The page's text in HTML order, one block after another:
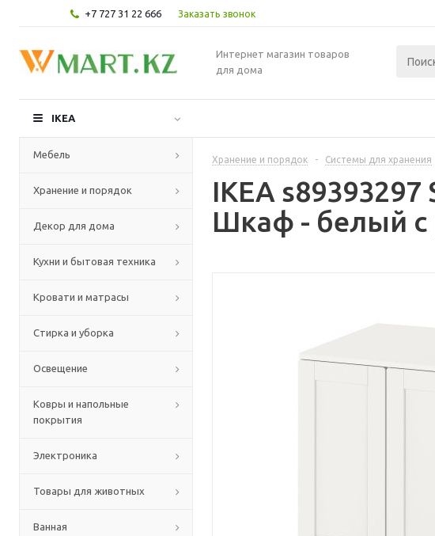
+7 727 31 22 666 Заказать звонок
Интернет магазин товаров
для дома
IKEA
Мебель
Хранение и порядок
Декор для дома
Кухни и бытовая техника
Кровати и матрасы
Стирка и уборка
Освещение
Ковры и напольные
покрытия
Электроника
Товары для животных
Ванная
Хранение и порядок - Системы для хранения
IKEA
Шкаф - белый с